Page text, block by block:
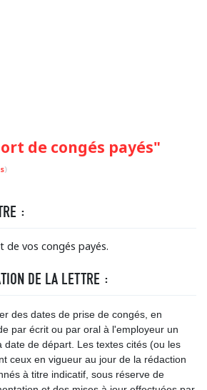
de congés payés"
)
:
de vos congés payés.
DE LA LETTRE :
des dates de prise de congés, en
par écrit ou par oral à l'employeur un
date de départ. Les textes cités (ou les
ceux en vigueur au jour de la rédaction
à titre indicatif, sous réserve de